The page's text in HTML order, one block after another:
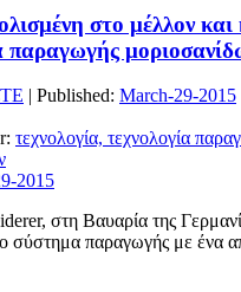
στο μέλλον και
παραγωγής
| Published: March-29-2015
τεχνολογία, τεχνολογία
2015
στη Βαυαρία της
σύστημα παραγωγής με ένα